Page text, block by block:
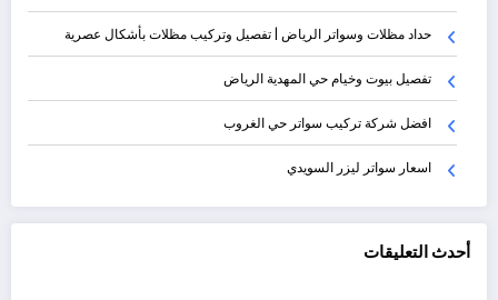
حداد مظلات وسواتر الرياض | تفصيل وتركيب مظلات بأشكال عصرية
تفصيل بيوت وخيام حي المهدية الرياض
افضل شركة تركيب سواتر حي الغروب
اسعار سواتر ليزر السويدي
أحدث التعليقات